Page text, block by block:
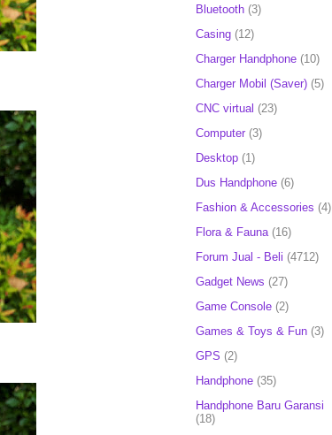
Bluetooth (3)
Casing (12)
Charger Handphone (10)
Charger Mobil (Saver) (5)
CNC virtual (23)
Computer (3)
Desktop (1)
Dus Handphone (6)
Fashion & Accessories (4)
Flora & Fauna (16)
Forum Jual - Beli (4712)
Gadget News (27)
Game Console (2)
Games & Toys & Fun (3)
GPS (2)
Handphone (35)
Handphone Baru Garansi
(18)